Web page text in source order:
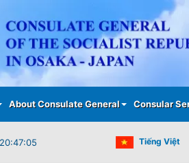
About Consulate General Consular
Tiếng Việt